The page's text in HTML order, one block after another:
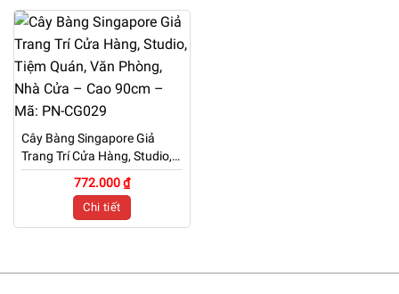
Cây Bàng Singapore Giả
Trang Trí Cửa Hàng, Studio,
Tiệm Quán, Văn Phòng, Nhà
Cửa – Cao 90cm – Mã: PN-
772.000 ₫
Chi tiết